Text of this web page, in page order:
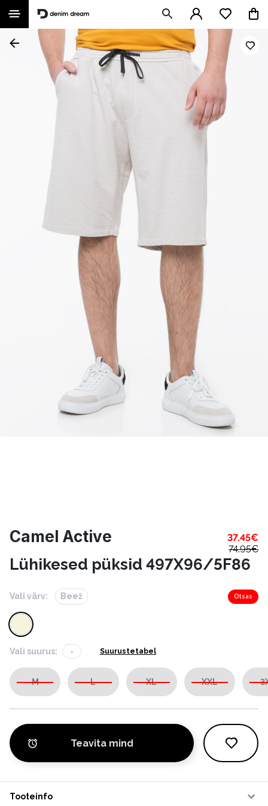
Camel Active 37.45€
74.95€
Lühikesed püksid 497X96/5F86
Vali värv: Beež Otsas
Vali suurus: - Suurustetabel
M L XL XXL
Teavita mind
Tooteinfo